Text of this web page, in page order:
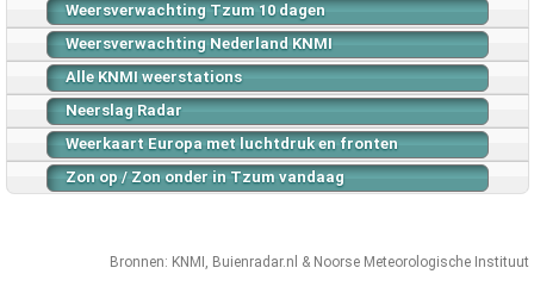
Weersverwachting Tzum 10 dagen
Weersverwachting Nederland KNMI
Alle KNMI weerstations
Neerslag Radar
Weerkaart Europa met luchtdruk en fronten
Zon op / Zon onder in Tzum vandaag
Bronnen: KNMI , Buienradar.nl & Noorse Meteorologische Instituut